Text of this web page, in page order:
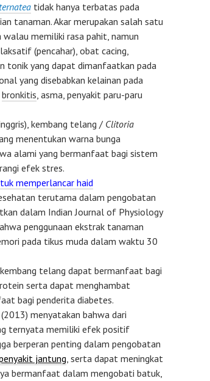
tidak hanya terbatas pada
tanaman. Akar merupakan salah satu
memiliki rasa pahit, namun
(pencahar), obat cacing,
tonik yang dapat dimanfaatkan pada
yang disebabkan kelainan pada
bronkitis, asma, penyakit paru-paru
kembang telang / Clitoria
menentukan warna bunga
alami yang bermanfaat bagi sistem
efek stres.
memperlancar haid
terutama dalam pengobatan
dalam Indian Journal of Physiology
penggunaan ekstrak tanaman
pada tikus muda dalam waktu 30
telang dapat bermanfaat bagi
serta dapat menghambat
bagi penderita diabetes.
(2013) menyatakan bahwa dari
ternyata memiliki efek positif
berperan penting dalam pengobatan
jantung, serta dapat meningkat
bermanfaat dalam mengobati batuk,